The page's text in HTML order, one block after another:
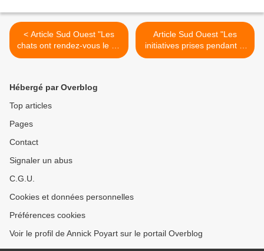
< Article Sud Ouest "Les
chats ont rendez-vous le 30
octobre"
Article Sud Ouest "Les
initiatives prises pendant la
semaine bleue" >
Hébergé par Overblog
Top articles
Pages
Contact
Signaler un abus
C.G.U.
Cookies et données personnelles
Préférences cookies
Voir le profil de Annick Poyart sur le portail Overblog